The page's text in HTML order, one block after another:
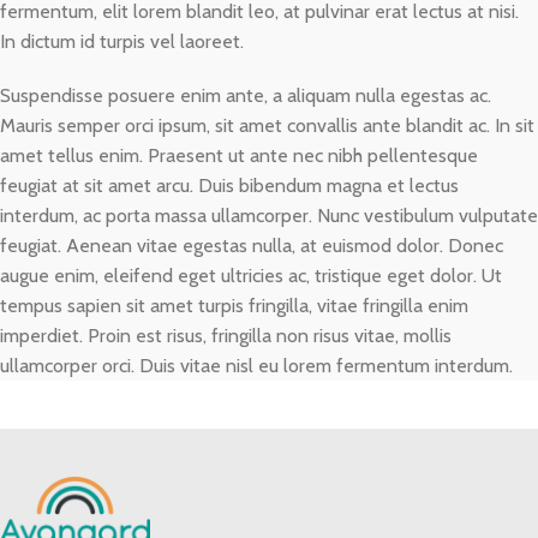
fermentum, elit lorem blandit leo, at pulvinar erat lectus at nisi.
In dictum id turpis vel laoreet.
Suspendisse posuere enim ante, a aliquam nulla egestas ac.
Mauris semper orci ipsum, sit amet convallis ante blandit ac. In sit
amet tellus enim. Praesent ut ante nec nibh pellentesque
feugiat at sit amet arcu. Duis bibendum magna et lectus
interdum, ac porta massa ullamcorper. Nunc vestibulum vulputate
feugiat. Aenean vitae egestas nulla, at euismod dolor. Donec
augue enim, eleifend eget ultricies ac, tristique eget dolor. Ut
tempus sapien sit amet turpis fringilla, vitae fringilla enim
imperdiet. Proin est risus, fringilla non risus vitae, mollis
ullamcorper orci. Duis vitae nisl eu lorem fermentum interdum.